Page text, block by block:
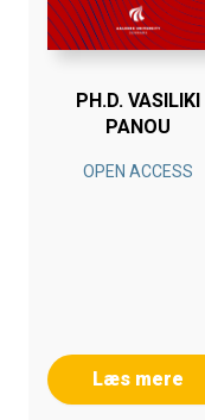
PH.D. VASILIKI
PANOU
OPEN ACCESS
Læs mere